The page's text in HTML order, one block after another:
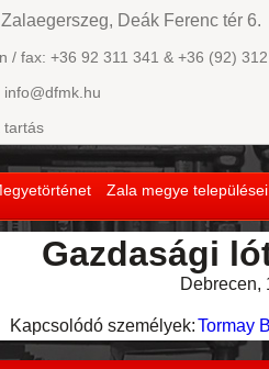
Zala megye
Deák Ferenc tér 6.
/ fax: +36 92 311 341 & +36 (92) 312
info@dfmk.hu
tartás
Gazdasági
Debrecen,
Kapcsolódó személyek:Tormay